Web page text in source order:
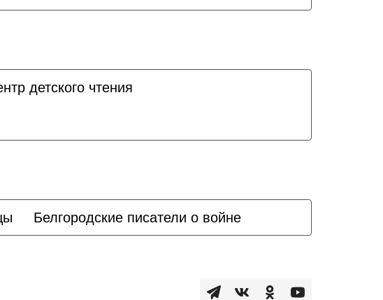
детского чтения
Белгородские писатели о войне